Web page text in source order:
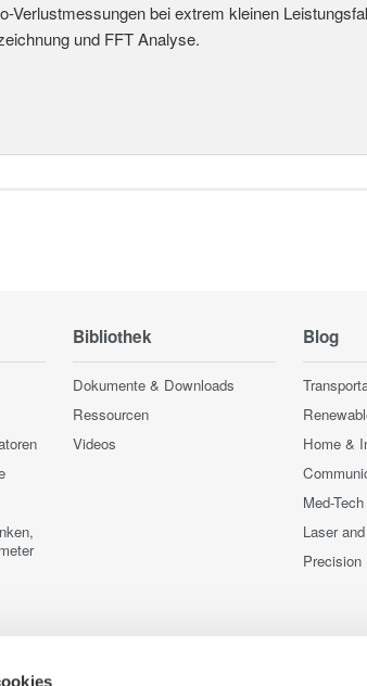
Verlustmessungen bei extrem kleinen
und FFT Analyse.
Bibliothek
Dokumente & Downloads
Ressourcen
Videos
Blog
Home &
Med-Tech
Laser
Precision